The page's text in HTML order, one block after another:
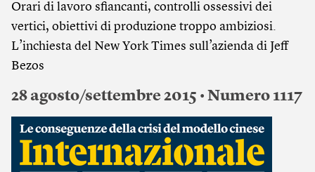
Orari di lavoro sfiancanti, controlli ossessivi dei
vertici, obiettivi di produzione troppo ambiziosi.
L’inchiesta del New York Times sull’azienda di Jeff
Bezos
28 agosto/settembre 2015 • Numero 1117